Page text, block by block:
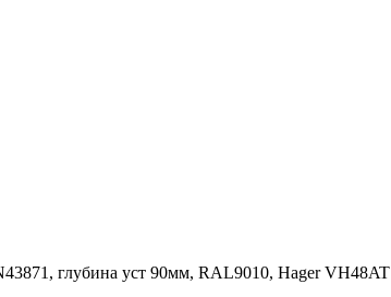
глубина уст 90мм, RAL9010, Hager VH48AT